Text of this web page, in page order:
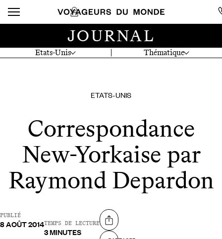
Etats-Unis Thématique
JOURNAL
ETATS-UNIS
Correspondance
New-Yorkaise par
Raymond Depardon
PUBLIÉ
8 AOÛT 2014TEMPS DE LECTURE
3 MINUTES
Partager sur